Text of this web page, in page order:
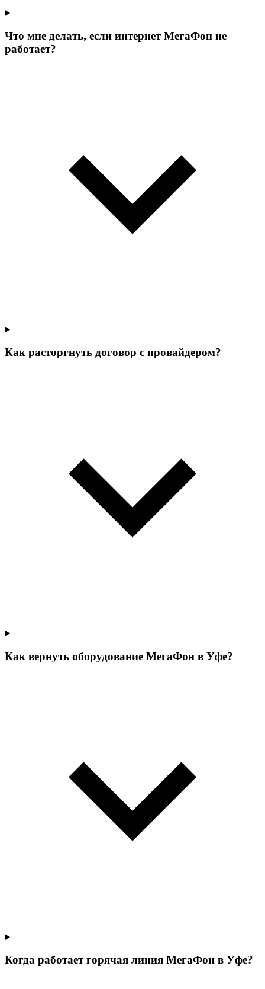
Что мне делать, если интернет МегаФон не
работает?
Как расторгнуть договор с провайдером?
Как вернуть оборудование МегаФон в Уфе?
Когда работает горячая линия МегаФон в Уфе?